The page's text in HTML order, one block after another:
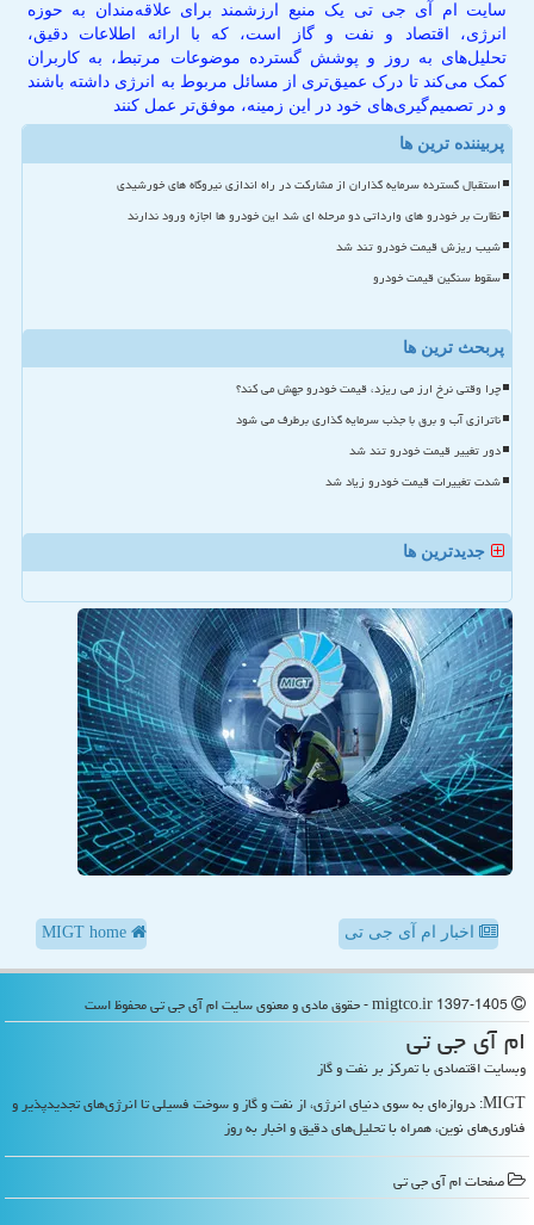
سایت ام آی جی تی یک منبع ارزشمند برای علاقه‌مندان به حوزه
انرژی، اقتصاد و نفت و گاز است، که با ارائه اطلاعات دقیق،
تحلیل‌های به روز و پوشش گسترده موضوعات مرتبط، به کاربران
کمک می‌کند تا درک عمیق‌تری از مسائل مربوط به انرژی داشته باشند
و در تصمیم‌گیری‌های خود در این زمینه، موفق‌تر عمل کنند
پربیننده ترین ها
استقبال گسترده سرمایه گذاران از مشارکت در راه اندازی نیروگاه های خورشیدی
نظارت بر خودرو های وارداتی دو مرحله ای شد این خودرو ها اجازه ورود ندارند
شیب ریزش قیمت خودرو تند شد
سقوط سنگین قیمت خودرو
پربحث ترین ها
چرا وقتی نرخ ارز می ریزد، قیمت خودرو جهش می کند؟
ناترازی آب و برق با جذب سرمایه گذاری برطرف می شود
دور تغییر قیمت خودرو تند شد
شدت تغییرات قیمت خودرو زیاد شد
جدیدترین ها
اخبار ام آی جی تی
ام آی جی تی
وبسایت اقتصادی با تمرکز بر نفت و گاز
MIGT: دروازه‌ای به سوی دنیای انرژی، از نفت و گاز و سوخت فسیلی تا انرژی‌های تجدیدپذیر و
فناوری‌های نوین، همراه با تحلیل‌های دقیق و اخبار به روز
صفحات ام آی جی تی